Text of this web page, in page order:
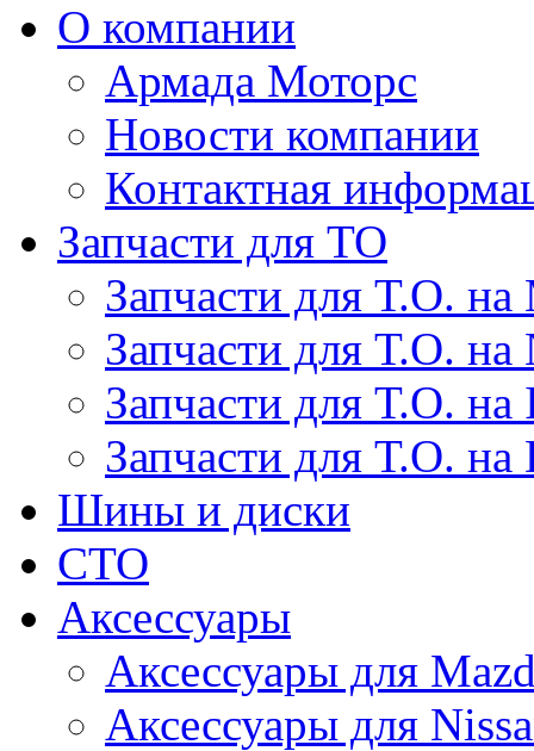
О компании
Армада Моторс
Новости компании
Контактная
Запчасти для ТО
Запчасти для Т.О. на
Запчасти для Т.О. на
Запчасти для Т.О.
Запчасти для Т.О. на
Шины и диски
СТО
Аксессуары
Аксессуары для
Аксессуары для